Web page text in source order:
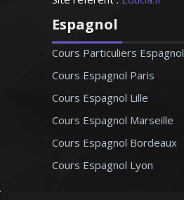
Espagnol
Cours Particuliers Espagnol
Cours Espagnol Paris
Cours Espagnol Lille
Cours Espagnol Marseille
Cours Espagnol Bordeaux
Cours Espagnol Lyon